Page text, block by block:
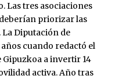
Las tres asociaciones
priorizar las
Diputación de
cuando redactó el
Gipuzkoa a invertir 14
activa. Año tras